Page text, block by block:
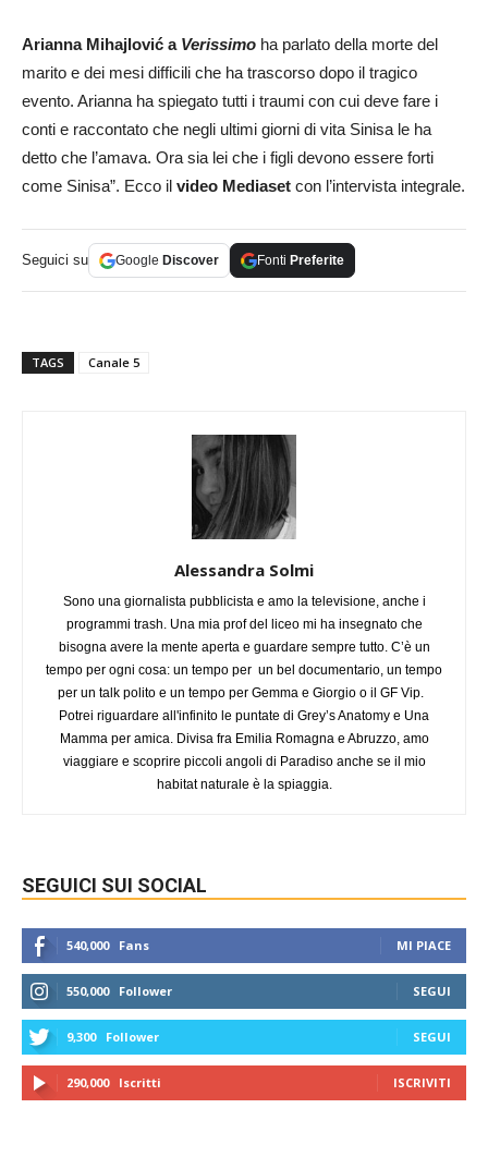
Arianna Mihajlović a Verissimo ha parlato della morte del
marito e dei mesi difficili che ha trascorso dopo il tragico
evento. Arianna ha spiegato tutti i traumi con cui deve fare i
conti e raccontato che negli ultimi giorni di vita Sinisa le ha
detto che l’amava. Ora sia lei che i figli devono essere forti
come Sinisa”. Ecco il video Mediaset con l’intervista integrale.
Seguici su Google Discover Fonti Preferite
TAGS Canale 5
Alessandra Solmi
Sono una giornalista pubblicista e amo la televisione, anche i
programmi trash. Una mia prof del liceo mi ha insegnato che
bisogna avere la mente aperta e guardare sempre tutto. C’è un
tempo per ogni cosa: un tempo per un bel documentario, un tempo
per un talk polito e un tempo per Gemma e Giorgio o il GF Vip.
Potrei riguardare all'infinito le puntate di Grey’s Anatomy e Una
Mamma per amica. Divisa fra Emilia Romagna e Abruzzo, amo
viaggiare e scoprire piccoli angoli di Paradiso anche se il mio
habitat naturale è la spiaggia.
SEGUICI SUI SOCIAL
540,000 Fans MI PIACE
550,000 Follower SEGUI
9,300 Follower SEGUI
290,000 Iscritti ISCRIVITI